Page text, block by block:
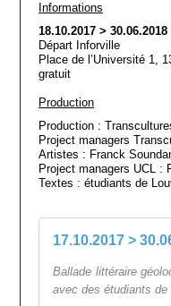
Informations
18.10.2017 > 30.06.2018
Départ Inforville
Place de l’Université 1,
gratuit
Production
Production :
Project managers
Artistes : Franck
Project managers UCL :
Textes : étudiants de
17.10.2017 >
Ballade littéraire
avec des étudiants